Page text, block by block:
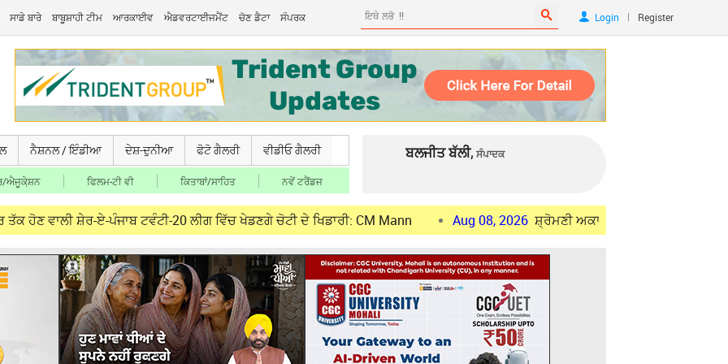
ਸਾਡੇ ਬਾਰੇ ਬਾਬੂਸ਼ਾਹੀ ਟੀਮ ਆਰਕਾਈਵ ਐਡਵਰਟਾਈਜਮੈਂਟ ਚੋਣ ਡੈਟਾ ਸੰਪਰਕ Login | Register
ਨੈਸ਼ਨਲ / ਇੰਡੀਆ ਦੇਸ਼-ਦੁਨੀਆ ਫੋਟੋ ਗੈਲਰੀ ਵੀਡੀਓ ਗੈਲਰੀ
ਐਜੂਕੇ਼ਸ਼ਨ ਫਿਲਮ-ਟੀ ਵੀ ਕਿਤਾਬਾਂ/ਸਾਹਿਤ ਨਵੇਂ ਟਰੈਂਡਜ
ਬਲਜੀਤ ਬੱਲੀ, ਸੰਪਾਦਕ
ਏ-ਪੰਜਾਬ ਟਵੰਟੀ-20 ਲੀਗ ਵਿੱਚ ਖੇਡਣਗੇ ਚੋਟੀ ਦੇ ਖਿਡਾਰੀ: CM Mann Aug 08, 2026 ਸ਼੍ਰੋਮਣੀ ਅਕਾਲੀ ਦਲ ਪੁਨਰ-ਸੁਰਜੀਤ ਵਿੱਚ ਹੋਈਆਂ